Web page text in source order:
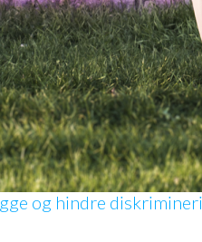
og hindre